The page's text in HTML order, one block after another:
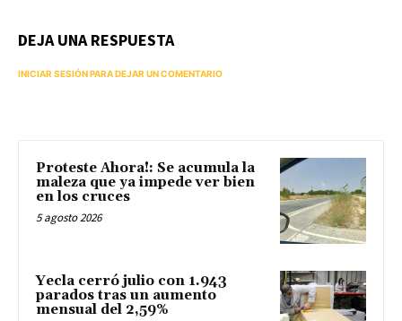
DEJA UNA RESPUESTA
INICIAR SESIÓN PARA DEJAR UN COMENTARIO
Proteste Ahora!: Se acumula la
maleza que ya impede ver bien
en los cruces
5 agosto 2026
Yecla cerró julio con 1.943
parados tras un aumento
mensual del 2,59%